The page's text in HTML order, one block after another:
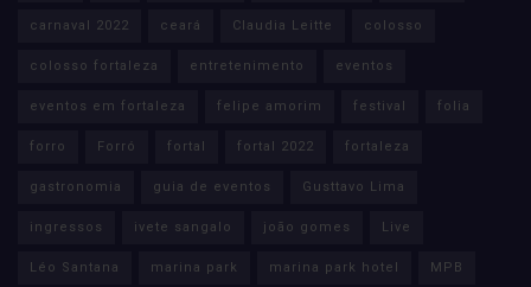
carnaval 2022 ceará Claudia Leitte colosso
colosso fortaleza entretenimento eventos
eventos em fortaleza felipe amorim festival folia
forro Forró fortal fortal 2022 fortaleza
gastronomia guia de eventos Gusttavo Lima
ingressos ivete sangalo joão gomes Live
Léo Santana marina park marina park hotel MPB